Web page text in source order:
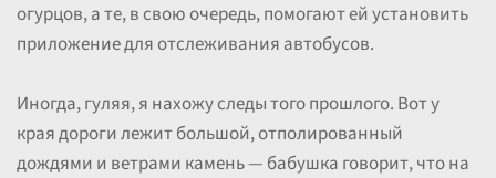
огурцов, а те, в свою очередь, помогают ей установить
приложение для отслеживания автобусов.
Иногда, гуляя, я нахожу следы того прошлого. Вот у
края дороги лежит большой, отполированный
дождями и ветрами камень — бабушка говорит, что на